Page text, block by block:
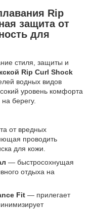
Rip
защита от
для
стиля, защиты и
Rip Curl Shock
водных видов
уровень комфорта
берегу.
от вредных
проводить
для кожи.
— быстросохнущая
отдыха на
Fit — прилегает